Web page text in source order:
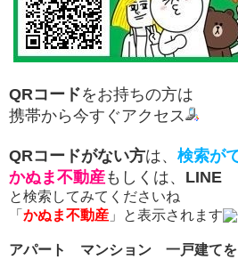
QRコードをお持ちの方は
携帯から今すぐアクセス
QRコードがない方は、 検索が
かぬま不動産もしくは、 LINE
と検索してみてくださいね
「 かぬま不動産 」と表示されます
アパート マンション 一戸建てを